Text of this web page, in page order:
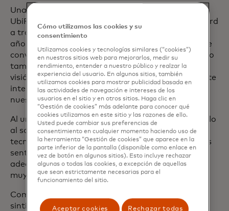
Una de esas introducciones fue a UbiRider. Si bien
UbiRider se conectó por primera vez con Mastercard
a través de una llamada en frío hace más de tres
años, Ferreira dos Santos dice que rápidamente se
convirtió en algo más: "A pesar de nuestro pequeño
tamaño, sentimos que si la idea se alineaba con la
visión de Mastercard, Mastercard estaba realmente
interesada en escucharla. Ese fue el comienzo de
nuestra relación".
Al unir a Start Path, UbiRider obtuvo acceso no solo
al soporte, sino también al tipo de asociaciones
tecnológicas que podrían dar vida a su visión. "Nos
sentimos innovadores, finalmente en la cocina
adecuada para cocinar algo realmente delicioso,
muy, muy invaluable", dice Ferreira dos Santos.
Como viajero frecuente, Ferreira dos Santos se
sintió cada vez más frustrado con la desconexión
Cómo utilizamos las cookies y su
consentimiento
Utilizamos cookies y tecnologías similares (“cookies”)
en nuestros sitios web para mejorarlos, medir su
rendimiento, entender a nuestro público y realzar la
experiencia del usuario. En algunos sitios, también
utilizamos cookies para mostrar publicidad basada en
las actividades de navegación e intereses de los
usuarios en el sitio y en otros sitios. Haga clic en
“Gestión de cookies” más adelante para conocer qué
cookies utilizamos en este sitio y las razones de ello.
Usted puede cambiar sus preferencias de
consentimiento en cualquier momento haciendo uso de
la herramienta “Gestión de cookies” que aparece en la
parte inferior de la pantalla (disponible como enlace en
vez de botón en algunos sitios). Esto incluye rechazar
algunas o todas las cookies, a excepción de aquellas
que sean estrictamente necesarias para el
funcionamiento del sitio.
Aceptar cookies Rechazar todas